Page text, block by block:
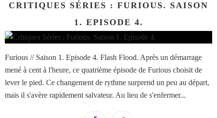
CRITIQUES SÉRIES : FURIOUS. SAISON
1. EPISODE 4.
Furious // Saison 1. Episode 4. Flash Flood. Après un démarrage
mené à cent à l'heure, ce quatrième épisode de Furious choisit de
lever le pied. Ce changement de rythme surprend un peu au départ,
mais il s'avère rapidement salvateur. Au lieu de s'enfermer...